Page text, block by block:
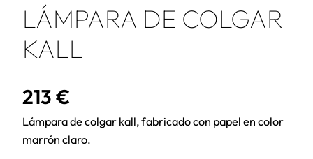
LÁMPARA DE COLGAR
KALL
213 €
Lámpara de colgar kall, fabricado con papel en color
marrón claro.